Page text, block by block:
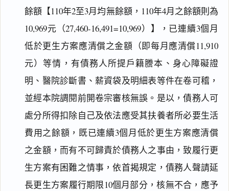
餘額【110年2至3月均無餘額，110年4月之餘額則為
10,969元（27,460-16,491=10,969）】，已連續3個月
低於更生方案應清償之金額（即每月應清償11,910
元）等情，有債務人所提戶籍謄本、身心障礙證
明、醫院診斷書、薪資袋及明細表等件在卷可稽，
並經本院調閱前開卷宗審核無誤。是以，債務人可
處分所得扣除自己及依法應受其扶養者所必要生活
費用之餘額，既已連續3個月低於更生方案應清償
之金額，而有不可歸責於債務人之事由，致履行更
生方案有困難之情事，依首揭規定，債務人聲請延
長更生方案履行期限10個月部分，核無不合，應予